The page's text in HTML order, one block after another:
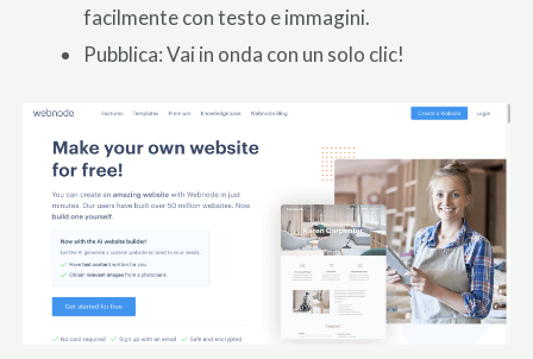
facilmente con testo e immagini.
Pubblica: Vai in onda con un solo clic!